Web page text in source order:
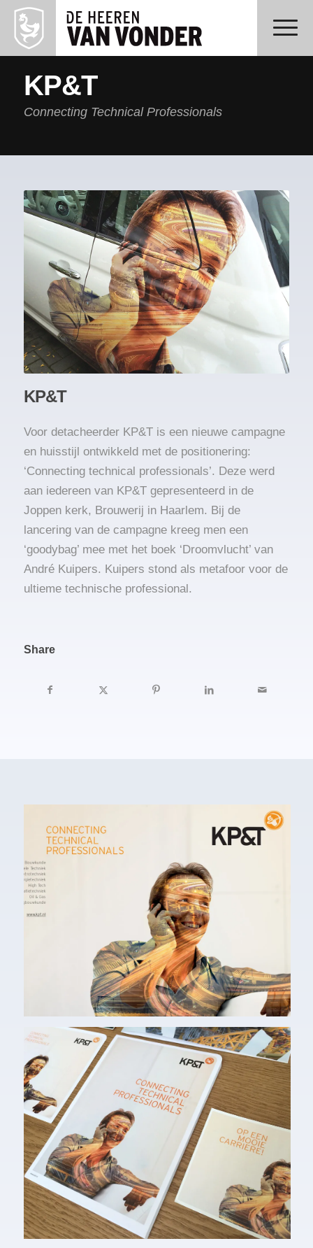
KP&T
Connecting Technical Professionals
KP&T
Voor detacheerder KP&T is een nieuwe campagne
en huisstijl ontwikkeld met de positionering:
‘Connecting technical professionals’. Deze werd
aan iedereen van KP&T gepresenteerd in de
Joppen kerk, Brouwerij in Haarlem. Bij de
lancering van de campagne kreeg men een
‘goodybag’ mee met het boek ‘Droomvlucht’ van
André Kuipers. Kuipers stond als metafoor voor de
ultieme technische professional.
Share